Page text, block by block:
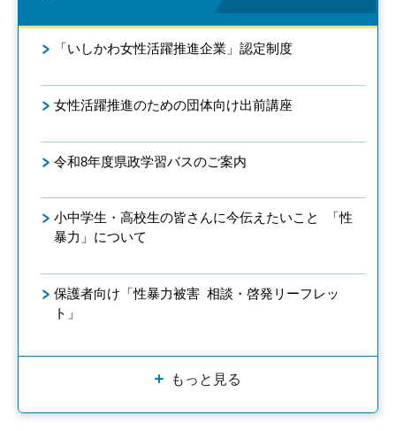
「いしかわ女性活躍推進企業」認定制度
女性活躍推進のための団体向け出前講座
令和8年度県政学習バスのご案内
小中学生・高校生の皆さんに今伝えたいこと 「性
暴力」について
保護者向け「性暴力被害 相談・啓発リーフレッ
ト」
もっと見る